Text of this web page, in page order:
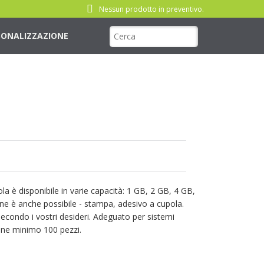
Nessun prodotto in preventivo.
è disponibile in varie capacità: 1 GB, 2 GB, 4 GB,
è anche possibile - stampa, adesivo a cupola.
i vostri desideri. Adeguato per sistemi
minimo 100 pezzi.